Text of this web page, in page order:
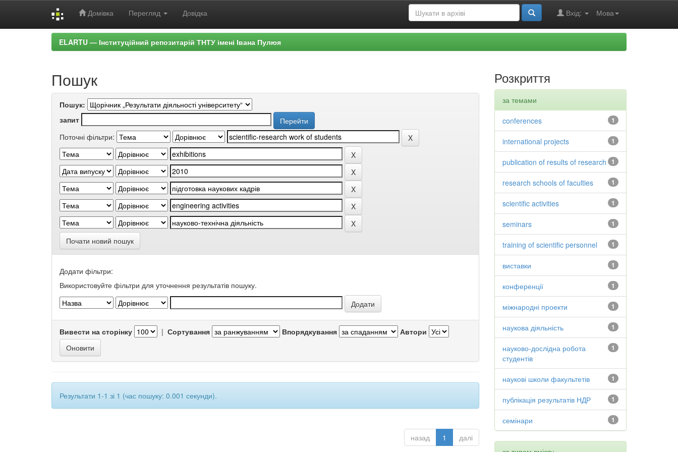
Домівка Перегляд Довідка Мова
Вхід:
ELARTU — Інституційний репозитарій ТНТУ імені Івана Пулюя
Пошук
Пошук:
запит
Поточні фільтри:
Почати новий пошук
Додати фільтри:
Використовуйте фільтри для уточнення результатів пошуку.
Вивести на сторінку | Сортування Впорядкування Автори
Результати 1-1 зі 1 (час пошуку: 0.001 секунди).
назад 1 далі
Розкриття
за темами
1
conferences
1
international projects
1
publication of results of research
1
research schools of faculties
1
scientific activities
1
seminars
1
training of scientific personnel
1
виставки
1
конференції
1
міжнародні проекти
1
наукова діяльність
1
науково-дослідна робота
студентів
1
наукові школи факультетів
1
публікація результатів НДР
1
семінари